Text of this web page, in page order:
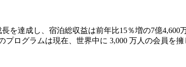
を達成し、宿泊総収益は前年比15％増の7億
ログラムは現在、世界中に 3,000 万人の会員を